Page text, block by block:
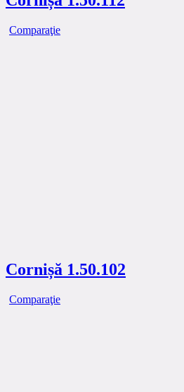
Comparaţie
Cornișă 1.50.102
Comparaţie